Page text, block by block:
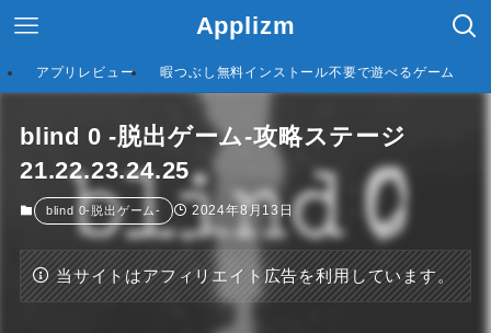
Applizm
アプリレビュー 暇つぶし無料インストール不要で遊べるゲーム
blind 0 -脱出ゲーム-攻略ステージ
21.22.23.24.25
blind 0-脱出ゲーム- 2024年8月13日
当サイトはアフィリエイト広告を利用しています。